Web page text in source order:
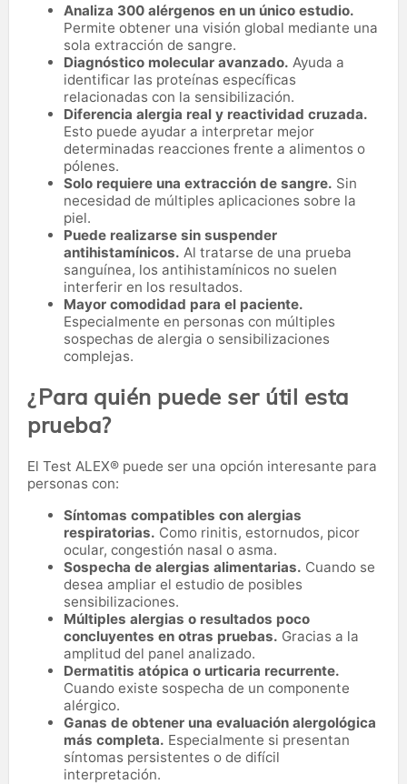
Analiza 300 alérgenos en un único estudio.
Permite obtener una visión global mediante una
sola extracción de sangre.
Diagnóstico molecular avanzado. Ayuda a
identificar las proteínas específicas
relacionadas con la sensibilización.
Diferencia alergia real y reactividad cruzada.
Esto puede ayudar a interpretar mejor
determinadas reacciones frente a alimentos o
pólenes.
Solo requiere una extracción de sangre. Sin
necesidad de múltiples aplicaciones sobre la
piel.
Puede realizarse sin suspender
antihistamínicos. Al tratarse de una prueba
sanguínea, los antihistamínicos no suelen
interferir en los resultados.
Mayor comodidad para el paciente.
Especialmente en personas con múltiples
sospechas de alergia o sensibilizaciones
complejas.
¿Para quién puede ser útil esta
prueba?
El Test ALEX® puede ser una opción interesante para
personas con:
Síntomas compatibles con alergias
respiratorias. Como rinitis, estornudos, picor
ocular, congestión nasal o asma.
Sospecha de alergias alimentarias. Cuando se
desea ampliar el estudio de posibles
sensibilizaciones.
Múltiples alergias o resultados poco
concluyentes en otras pruebas. Gracias a la
amplitud del panel analizado.
Dermatitis atópica o urticaria recurrente.
Cuando existe sospecha de un componente
alérgico.
Ganas de obtener una evaluación alergológica
más completa. Especialmente si presentan
síntomas persistentes o de difícil
interpretación.